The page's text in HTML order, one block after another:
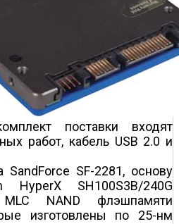
поставки входят
работ, кабель USB 2.0 и
SandForce SF-2281, основу
HyperX SH100S3B/240G
NAND флэш­памяти
изготовлены по 25-нм